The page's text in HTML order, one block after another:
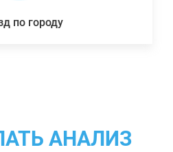
по городу
АНАЛИЗ